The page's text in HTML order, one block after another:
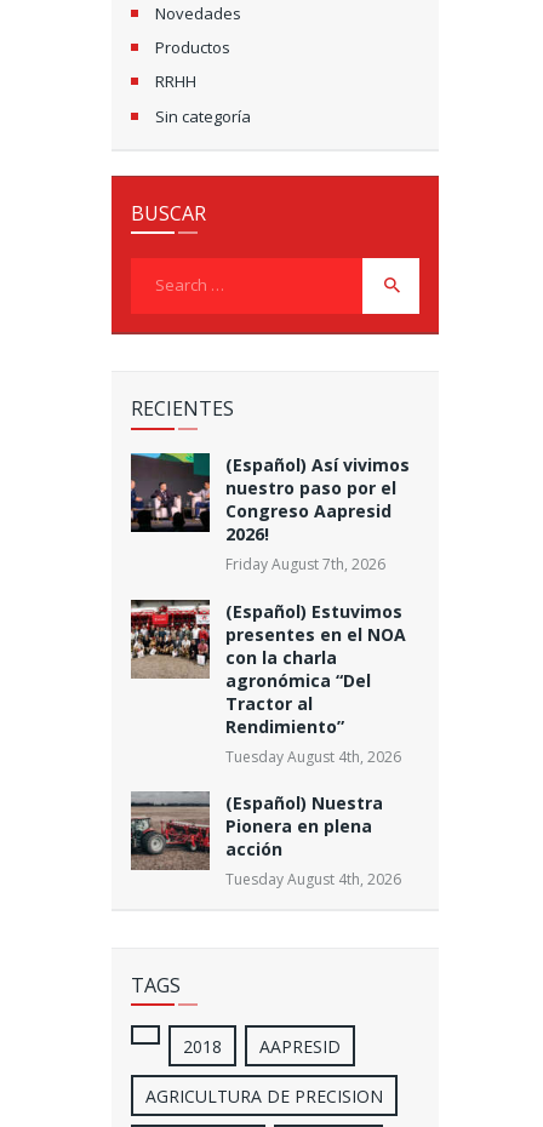
Novedades
Productos
RRHH
Sin categoría
BUSCAR
RECIENTES
(Español) Así vivimos
nuestro paso por el
Congreso Aapresid
2026!
Friday August 7th, 2026
(Español) Estuvimos
presentes en el NOA
con la charla
agronómica “Del
Tractor al
Rendimiento”
Tuesday August 4th, 2026
(Español) Nuestra
Pionera en plena
acción
Tuesday August 4th, 2026
TAGS
2018 AAPRESID
AGRICULTURA DE PRECISION